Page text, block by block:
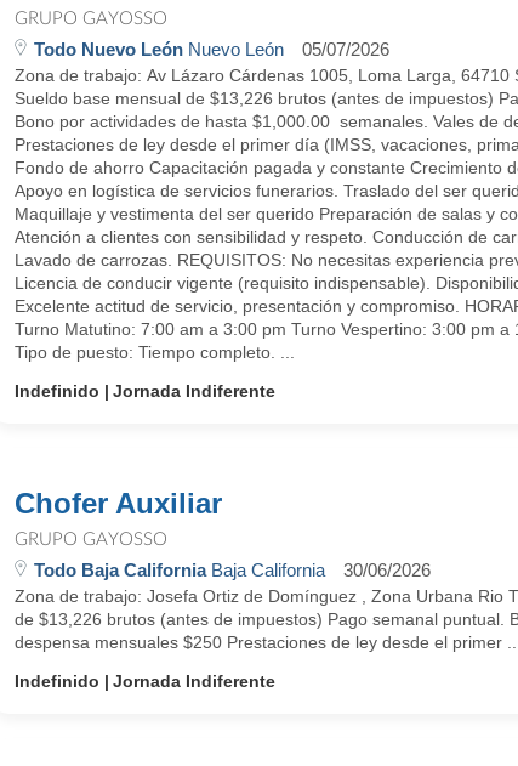
GRUPO GAYOSSO
Todo Nuevo LeónNuevo León 05/07/2026
Zona de trabajo: Av Lázaro Cárdenas 1005, Loma Larga,
Sueldo base mensual de $13,226 brutos (antes de impuestos)
Bono por actividades de hasta $1,000.00 semanales. Vales de
Prestaciones de ley desde el primer día (IMSS, vacaciones,
Fondo de ahorro Capacitación pagada y constante Crecimiento
Apoyo en logística de servicios funerarios. Traslado del ser
Maquillaje y vestimenta del ser querido Preparación de salas y
Atención a clientes con sensibilidad y respeto. Conducción de
Lavado de carrozas. REQUISITOS: No necesitas experiencia
Licencia de conducir vigente (requisito indispensable).
Excelente actitud de servicio, presentación y compromiso.
Turno Matutino: 7:00 am a 3:00 pm Turno Vespertino: 3:00 pm
Tipo de puesto: Tiempo completo. ...
Indefinido
Jornada Indiferente
Chofer Auxiliar
GRUPO GAYOSSO
Todo Baja CaliforniaBaja California 30/06/2026
Zona de trabajo: Josefa Ortiz de Domínguez , Zona Urbana Rio
de $13,226 brutos (antes de impuestos) Pago semanal puntual.
despensa mensuales $250 Prestaciones de ley desde el primer ...
Indefinido
Jornada Indiferente